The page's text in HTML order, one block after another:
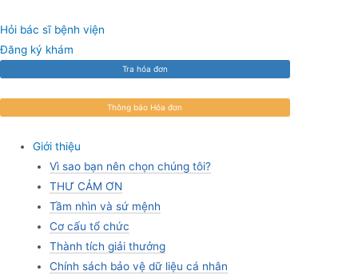
to
content
Hỏi bác sĩ bệnh viện
Đăng ký khám
Tra hóa đơn
Thông báo Hóa đơn
Giới thiệu
Vì sao bạn nên chọn chúng tôi?
THƯ CẢM ƠN
Tầm nhìn và sứ mệnh
Cơ cấu tổ chức
Thành tích giải thưởng
Chính sách bảo vệ dữ liệu cá nhân